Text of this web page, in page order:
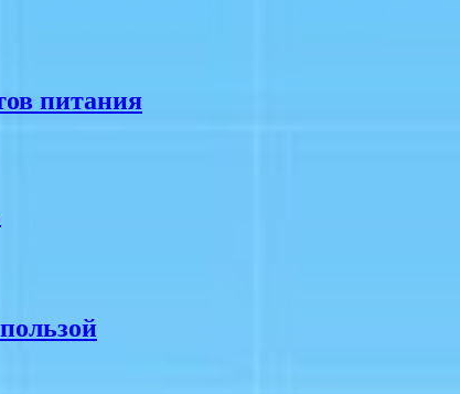
питания